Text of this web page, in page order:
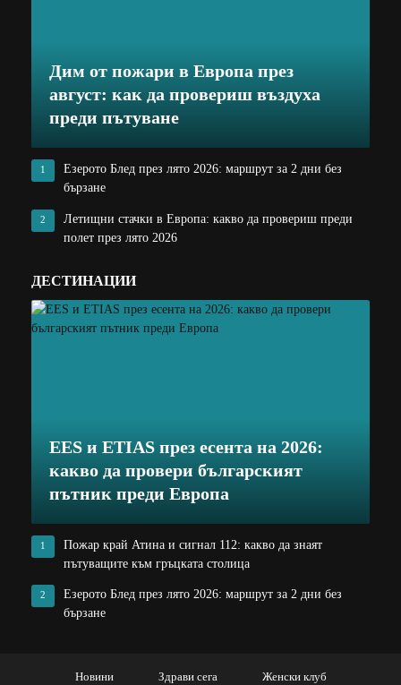
Дим от пожари в Европа през
август: как да провериш въздуха
преди пътуване
1
Езерото Блед през лято 2026: маршрут за 2 дни без
бързане
2
Летищни стачки в Европа: какво да провериш преди
полет през лято 2026
ДЕСТИНАЦИИ
EES и ETIAS през есента на 2026:
какво да провери българският
пътник преди Европа
1
Пожар край Атина и сигнал 112: какво да знаят
пътуващите към гръцката столица
2
Езерото Блед през лято 2026: маршрут за 2 дни без
бързане
Новини Здрави сега Женски клуб